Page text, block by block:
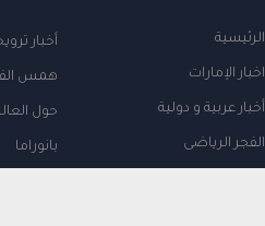
الرئيسية
اخبار الإمارات
أخبار عربية و دولية
الفجر الرياضى
أخبار
همس
حول
بانوراما